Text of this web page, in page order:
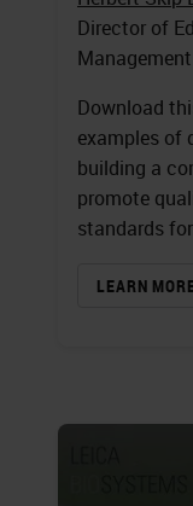
Director of
Download
examples of
building a
promote
standards
LEARN